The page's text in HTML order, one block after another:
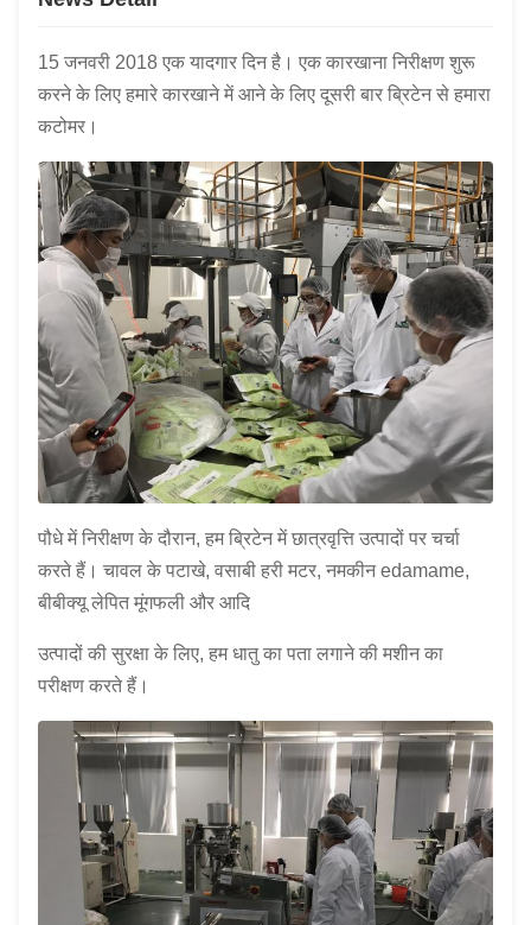
15 जनवरी 2018 एक यादगार दिन है। एक कारखाना निरीक्षण शुरू
करने के लिए हमारे कारखाने में आने के लिए दूसरी बार ब्रिटेन से हमारा
कटोमर।
पौधे में निरीक्षण के दौरान, हम ब्रिटेन में छात्रवृत्ति उत्पादों पर चर्चा
करते हैं। चावल के पटाखे, वसाबी हरी मटर, नमकीन edamame,
बीबीक्यू लेपित मूंगफली और आदि
उत्पादों की सुरक्षा के लिए, हम धातु का पता लगाने की मशीन का
परीक्षण करते हैं।